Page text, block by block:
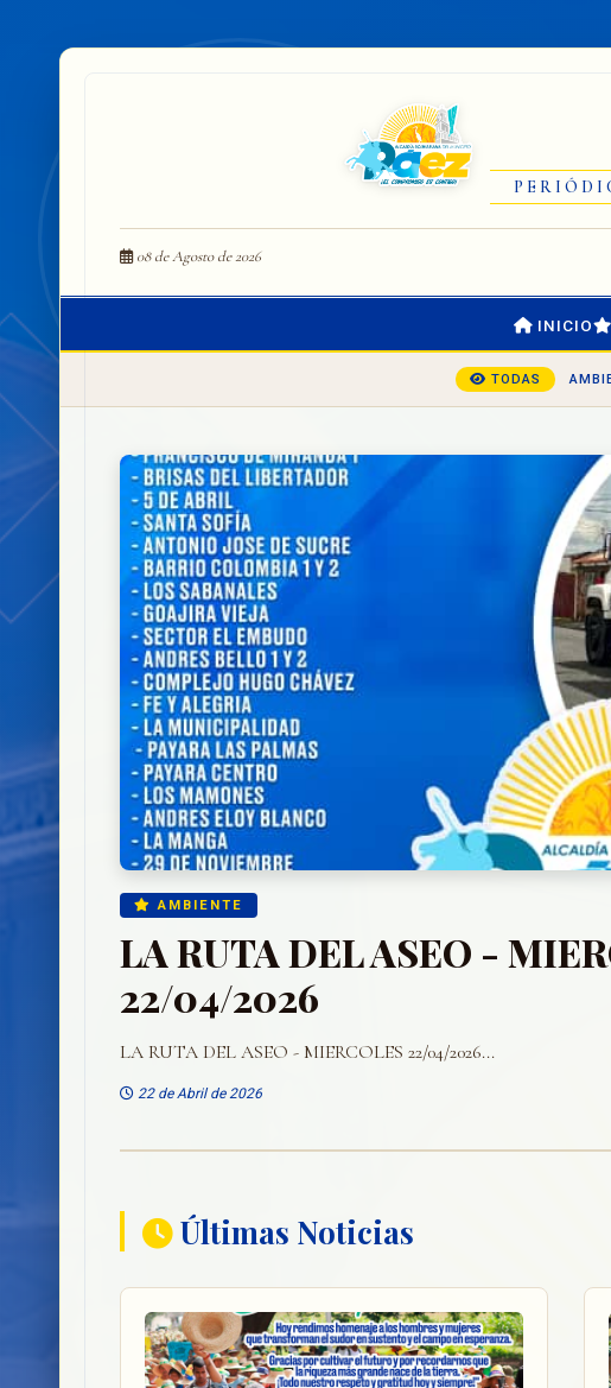
08 de Agosto de 2026
INICIO
TODAS
AMBIENTE
LA RUTA DEL ASEO -
22/04/2026
LA RUTA DEL ASEO - MIERCOLES 22/04/2026...
22 de Abril de 2026
Últimas Noticias